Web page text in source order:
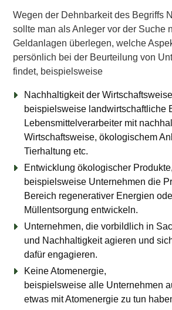
Wegen der Dehnbarkeit des Begriffs
sollte man als Anleger vor der Suche
Geldanlagen überlegen, welche
persönlich bei der Beurteilung von
findet, beispielsweise
Nachhaltigkeit der
beispielsweise landwirtschaftliche
Lebensmittelverarbeiter mit
Wirtschaftsweise, ökologischem
Tierhaltung etc.
Entwicklung ökologischer Produkte,
beispielsweise Unternehmen die
Bereich regenerativer Energien
Müllentsorgung entwickeln.
Unternehmen, die vorbildlich in
und Nachhaltigkeit agieren und
dafür engagieren.
Keine Atomenergie,
beispielsweise alle Unternehmen
etwas mit Atomenergie zu tun